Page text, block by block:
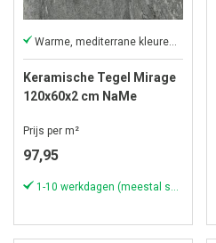
Warme, mediterrane kleuren van marmer
Keramische Tegel Mirage
120x60x2 cm NaMe
Prijs per m²
97,95